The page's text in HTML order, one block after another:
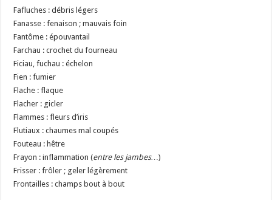
Fafluches : débris légers
Fanasse : fenaison ; mauvais foin
Fantôme : épouvantail
Farchau : crochet du fourneau
Ficiau, fuchau : échelon
Fien : fumier
Flache : flaque
Flacher : gicler
Flammes : fleurs d’iris
Flutiaux : chaumes mal coupés
Fouteau : hêtre
Frayon : inflammation (entre les jambes…)
Frisser : frôler ; geler légèrement
Frontailles : champs bout à bout